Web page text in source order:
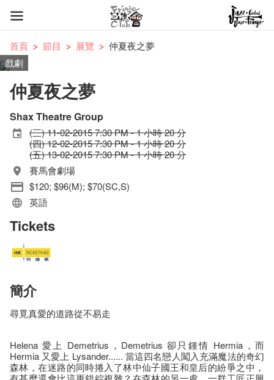
首頁 節目 展覽
仲夏夜之夢
戲劇
仲夏夜之夢
Shax Theatre Group
(三) 11-02-2015 7:30 PM - 1 小時 20 分
(四) 12-02-2015 7:30 PM - 1 小時 20 分
(五) 13-02-2015 7:30 PM - 1 小時 20 分
賽馬會劇場
$120; $96(M); $70(SC,S)
英語
Tickets
簡介
尋覓真愛的道路從不易走
Helena 愛上 Demetrius，Demetrius 卻只鍾情 Hermia，而
Hermia 又愛上 Lysander...... 當這四名戀人闖入充滿魔法的奇幻
森林，在迷路的同時捲入了林中仙子國王和皇后的紛爭之中，